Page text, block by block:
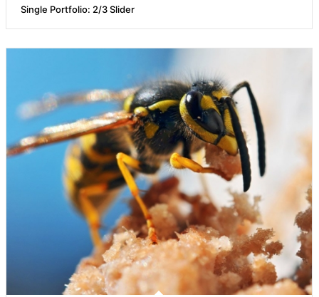
Single Portfolio: 2/3 Slider